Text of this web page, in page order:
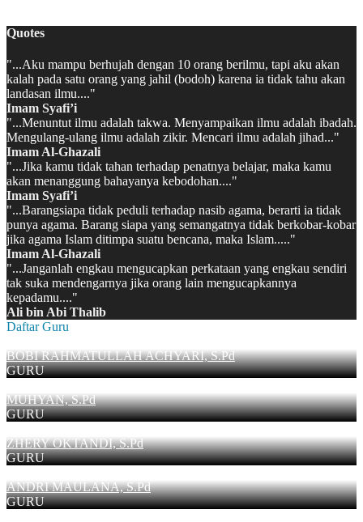
Quotes
"...Aku mampu berhujah dengan 10 orang berilmu, tapi aku akan
kalah pada satu orang yang jahil (bodoh) karena ia tidak tahu akan
landasan ilmu...."
Imam Syafi’i
"...Menuntut ilmu adalah takwa. Menyampaikan ilmu adalah ibadah.
Mengulang-ulang ilmu adalah zikir. Mencari ilmu adalah jihad..."
Imam Al-Ghazali
"...Jika kamu tidak tahan terhadap penatnya belajar, maka kamu
akan menanggung bahayanya kebodohan...."
Imam Syafi’i
"...Barangsiapa tidak peduli terhadap nasib agama, berarti ia tidak
punya agama. Barang siapa yang semangatnya tidak berkobar-kobar
jika agama Islam ditimpa suatu bencana, maka Islam....."
Imam Al-Ghazali
"...Janganlah engkau mengucapkan perkataan yang engkau sendiri
tak suka mendengarnya jika orang lain mengucapkannya
kepadamu...."
Ali bin Abi Thalib
Daftar Guru
BOBI RAHMATULLAH ACHYARI, S.Pd
GURU
MUHYAN, S.Pd
GURU
ZHERY OKTANDI, S.Pd
GURU
ANDRI MAULANA, S.Pd
GURU